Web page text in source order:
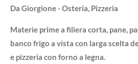
Da Giorgione - Osteria, Pizzeria
Materie prime a filiera corta, pane,
banco frigo a vista con larga scelta
e pizzeria con forno a legna.